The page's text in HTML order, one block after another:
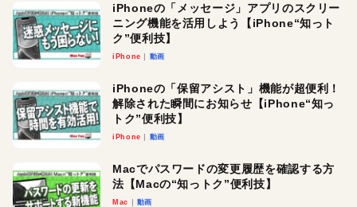
iPhoneの「メッセージ」アプリのスクリー
ニング機能を活用しよう【iPhone“知っト
ク”便利技】
iPhone 動画
iPhoneの「保留アシスト」機能が超便利！
解除された瞬間にお知らせ【iPhone“知っ
トク”便利技】
iPhone 動画
Macでパスワードの変更履歴を確認する方
法【Macの“知っトク”便利技】
Mac 動画